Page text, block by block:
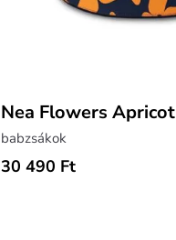
Nea Flowers Apricot
babzsákok
30 490 Ft